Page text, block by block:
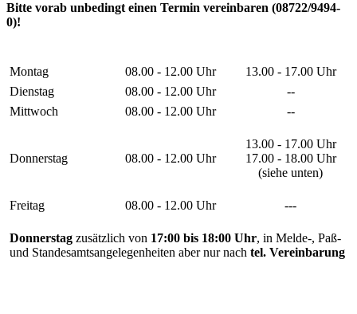
Bitte vorab unbedingt einen Termin vereinbaren (08722/9494-
0)!
Montag 08.00 - 12.00 Uhr
13.00 - 17.00 Uhr
Dienstag
08.00 - 12.00 Uhr
--
Mittwoch
08.00 - 12.00 Uhr --
Donnerstag 08.00 - 12.00 Uhr
13.00 - 17.00 Uhr
17.00 - 18.00 Uhr
(siehe unten)
Freitag 08.00 - 12.00 Uhr ---
Donnerstag zusätzlich von 17:00 bis 18:00 Uhr, in Melde-, Paß-
und Standesamtsangelegenheiten aber nur nach tel. Vereinbarung